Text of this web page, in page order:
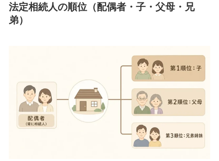
法定相続人の順位（配偶者・子・父母・兄
弟）